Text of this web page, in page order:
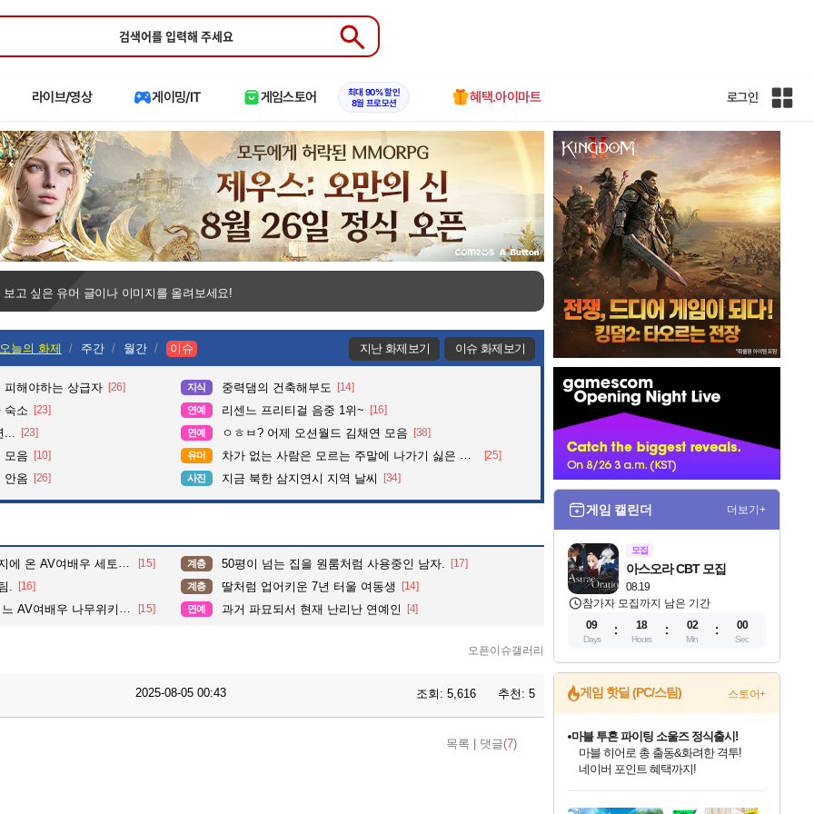
Submit
라이브/영상 게이밍/IT 게임스토어
최대 90% 할인
8월 프로모션
혜택.아이마트 로그인
인
보고 싶은 유머 글이나 이미지를 올려보세요!
오늘의 화제 주간 월간 이슈 지난 화제보기 이슈 화제보기
해야하는 상급자 [26] 지식 중력댐의 건축해부도 [14]
숙소 [23] 연예 리센느 프리티걸 음중 1위~ [16]
... [23] 연예 ㅇㅎㅂ? 어제 오션월드 김채연 모음 [38]
모음 [10] 유머 차가 없는 사람은 모르는 주말에 나가기 싫은 이유 [25]
안옴 [26] 사진 지금 북한 삼지연시 지역 날씨 [34]
온 AV여배우 세토 칸나. [15] 계층 50평이 넘는 집을 원룸처럼 사용중인 남자. [17]
. [16] 계층 딸처럼 업어키운 7년 터울 여동생 [14]
여배우 나무위키 프로필. [15] 연예 과거 파묘되서 현재 난리난 연예인 [4]
오픈이슈갤러리
2025-08-05 00:43 조회: 5,616 추천: 5
목록 댓글(7)
벤
게임 캘린더 더보기+
모집
08.19
아스오라 CBT 모집
참가자 모집까지 남은 기간
09
Days
18
Hours
01
Min
59
Sec
게임 핫딜 (PC/스팀) 스토어+
마블 투혼 파이팅 소울즈 정식출시!
마블 히어로 총 출동&화려한 격투!
네이버 포인트 혜택까지!